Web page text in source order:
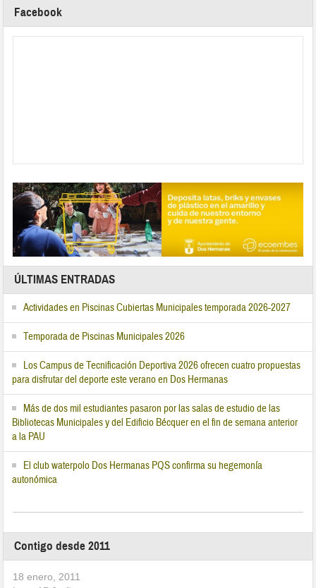
Facebook
ÚLTIMAS ENTRADAS
Actividades en Piscinas Cubiertas Municipales temporada 2026-2027
Temporada de Piscinas Municipales 2026
Los Campus de Tecnificación Deportiva 2026 ofrecen cuatro propuestas
para disfrutar del deporte este verano en Dos Hermanas
Más de dos mil estudiantes pasaron por las salas de estudio de las
Bibliotecas Municipales y del Edificio Bécquer en el fin de semana anterior
a la PAU
El club waterpolo Dos Hermanas PQS confirma su hegemonía
autonómica
Contigo desde 2011
18 enero, 2011